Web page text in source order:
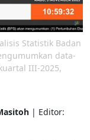
Statistik Badan
data-
III-2025,
| Editor: